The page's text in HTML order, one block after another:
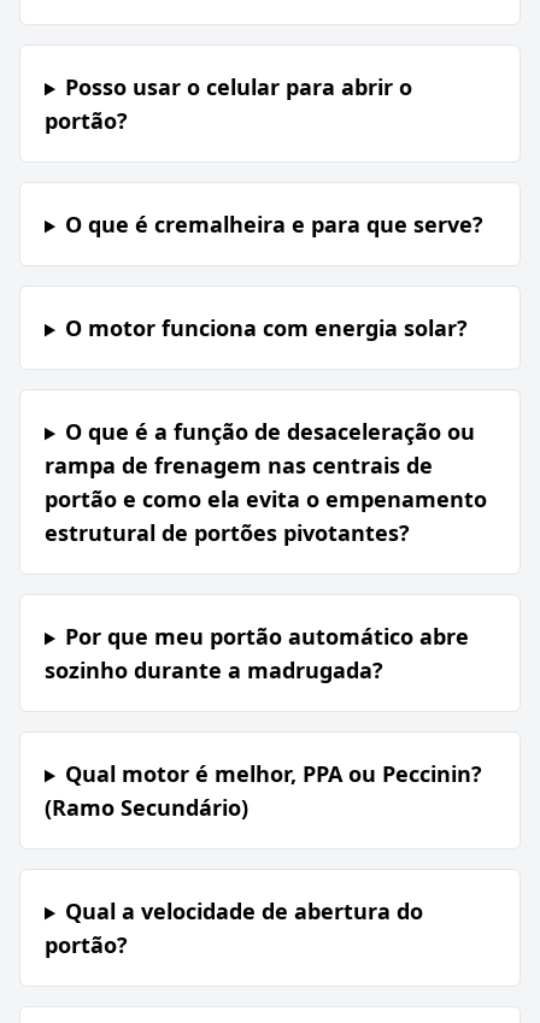
Posso usar o celular para abrir o
portão?
O que é cremalheira e para que serve?
O motor funciona com energia solar?
O que é a função de desaceleração ou
rampa de frenagem nas centrais de
portão e como ela evita o empenamento
estrutural de portões pivotantes?
Por que meu portão automático abre
sozinho durante a madrugada?
Qual motor é melhor, PPA ou Peccinin?
(Ramo Secundário)
Qual a velocidade de abertura do
portão?